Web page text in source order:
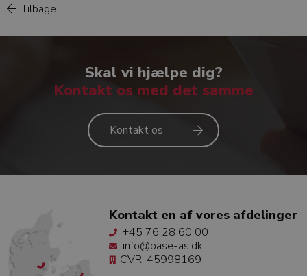
Tilbage
Skal vi hjælpe dig?
Kontakt os med det samme
Kontakt os
Kontakt en af vores afdelinger
+45 76 28 60 00
info@base-as.dk
CVR: 45998169